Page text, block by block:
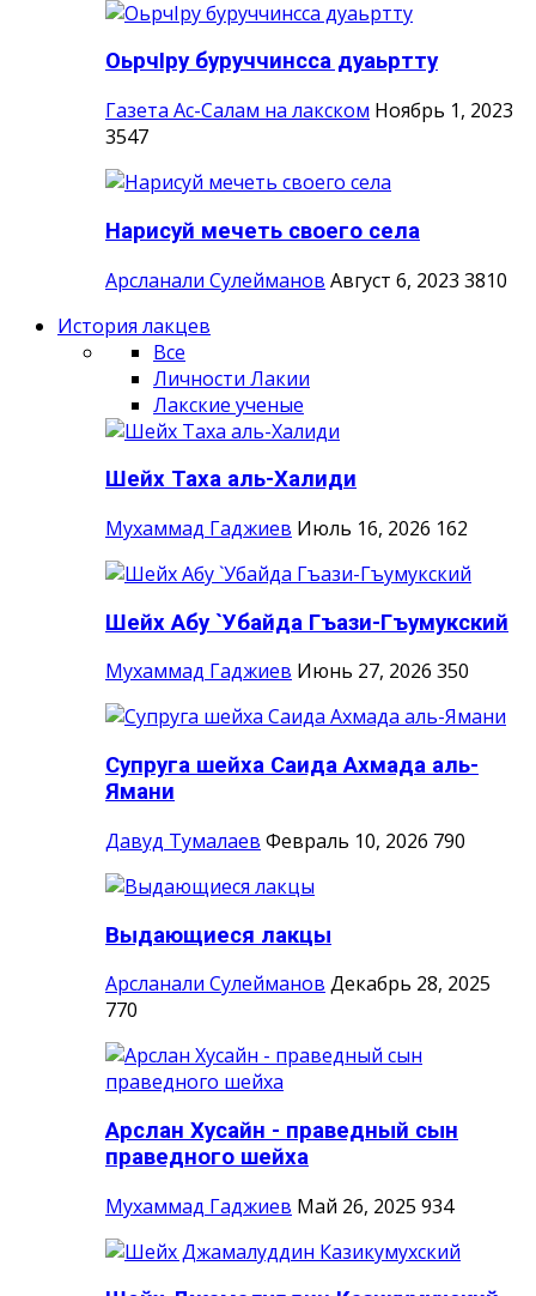
ОьрчIру буруччинсса дуаьртту
Газета Ас-Салам на лакском Ноябрь 1, 2023
3547
Нарисуй мечеть своего села
Арсланали Сулейманов Август 6, 2023 3810
История лакцев
Все
Личности Лакии
Лакские ученые
Шейх Таха аль-Халиди
Мухаммад Гаджиев Июль 16, 2026 162
Шейх Абу `Убайда Гъази-Гъумукский
Мухаммад Гаджиев Июнь 27, 2026 350
Супруга шейха Саида Ахмада аль-
Ямани
Давуд Тумалаев Февраль 10, 2026 790
Выдающиеся лакцы
Арсланали Сулейманов Декабрь 28, 2025
770
Арслан Хусайн - праведный сын
праведного шейха
Мухаммад Гаджиев Май 26, 2025 934